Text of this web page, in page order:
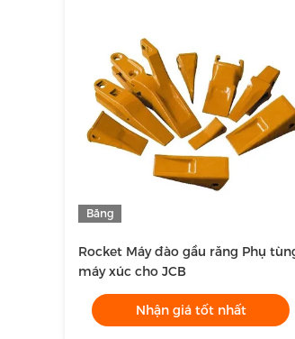
Băng
Rocket Máy đào gầu răng Phụ tùng
máy xúc cho JCB
Nhận giá tốt nhất